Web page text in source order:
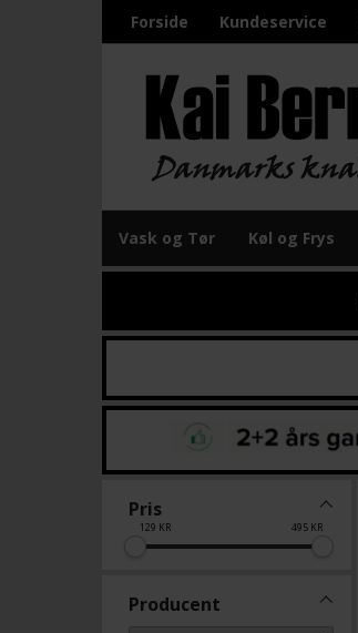
Forside Kundeservice
Vask og Tør Køl og Frys
Pris
129 KR 495 KR
Producent